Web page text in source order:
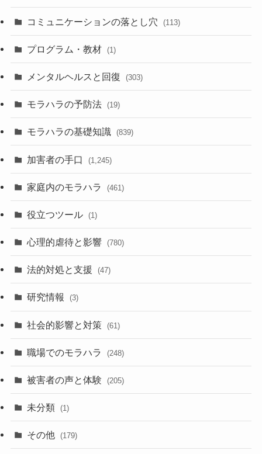
コミュニケーションの落とし穴 (113)
プログラム・教材 (1)
メンタルヘルスと回復 (303)
モラハラの予防法 (19)
モラハラの基礎知識 (839)
加害者の手口 (1,245)
家庭内のモラハラ (461)
役立つツール (1)
心理的虐待と影響 (780)
法的対処と支援 (47)
研究情報 (3)
社会的影響と対策 (61)
職場でのモラハラ (248)
被害者の声と体験 (205)
未分類 (1)
その他 (179)